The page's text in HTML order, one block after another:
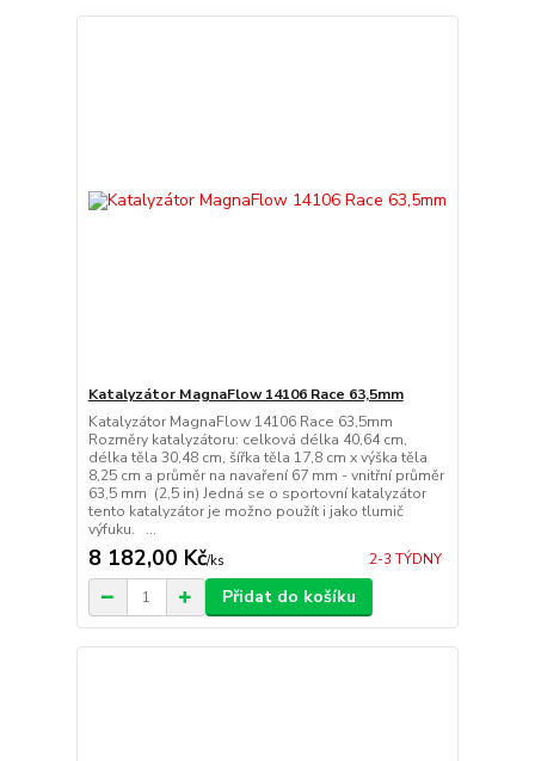
Katalyzátor MagnaFlow 14106 Race 63,5mm
Katalyzátor MagnaFlow 14106 Race 63,5mm
Rozměry katalyzátoru: celková délka 40,64 cm,
délka těla 30,48 cm, šířka těla 17,8 cm x výška těla
8,25 cm a průměr na navaření 67 mm - vnitřní průměr
63,5 mm (2,5 in) Jedná se o sportovní katalyzátor
tento katalyzátor je možno použít i jako tlumič
výfuku. ...
8 182,00 Kč/ks 2-3 TÝDNY
Přidat do košíku